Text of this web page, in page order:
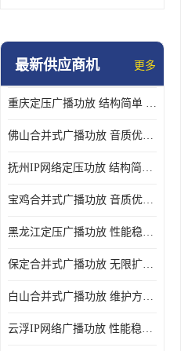
最新供应商机 更多
重庆定压广播功放 结构简单 传输距离远
佛山合并式广播功放 音质优美清晰 输出电压大 电流小
抚州IP网络定压功放 结构简单 多应用于公共场合
宝鸡合并式广播功放 音质优美清晰 维护方便
黑龙江定压广播功放 性能稳定 无限扩容
保定合并式广播功放 无限扩容 设计结构简单
白山合并式广播功放 维护方便 多应用于公共场合
云浮IP网络广播功放 性能稳定 设计结构简单